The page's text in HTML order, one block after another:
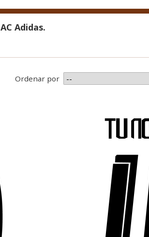
Adidas.
Ordenar por